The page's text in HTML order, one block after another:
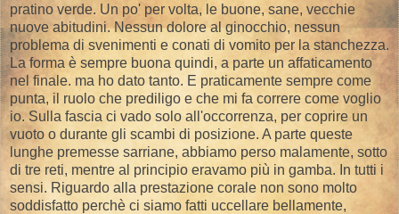
pratino verde. Un po' per volta, le buone, sane, vecchie
nuove abitudini. Nessun dolore al ginocchio, nessun
problema di svenimenti e conati di vomito per la stanchezza.
La forma è sempre buona quindi, a parte un affaticamento
nel finale. ma ho dato tanto. E praticamente sempre come
punta, il ruolo che prediligo e che mi fa correre come voglio
io. Sulla fascia ci vado solo all'occorrenza, per coprire un
vuoto o durante gli scambi di posizione. A parte queste
lunghe premesse sarriane, abbiamo perso malamente, sotto
di tre reti, mentre al principio eravamo più in gamba. In tutti i
sensi. Riguardo alla prestazione corale non sono molto
soddisfatto perchè ci siamo fatti uccellare bellamente,